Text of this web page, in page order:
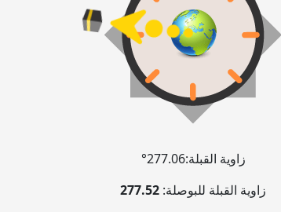
زاوية القبلة:277.06°
زاوية القبلة للبوصلة: 277.52